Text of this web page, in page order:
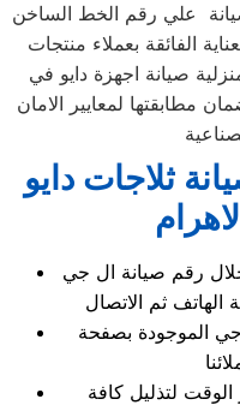
علي رقم الخط الساخن
صيانة اجهزة دايو في
مطابقتها لمعايير الامان
ثلاجات دايو
رقم صيانة ال جي
جي الموجودة بصفحة
لتذليل كافة